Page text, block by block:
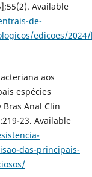
Available
de-
edicoes/
aos
espécies
Bras Anal Clin
23. Available
das-principais-